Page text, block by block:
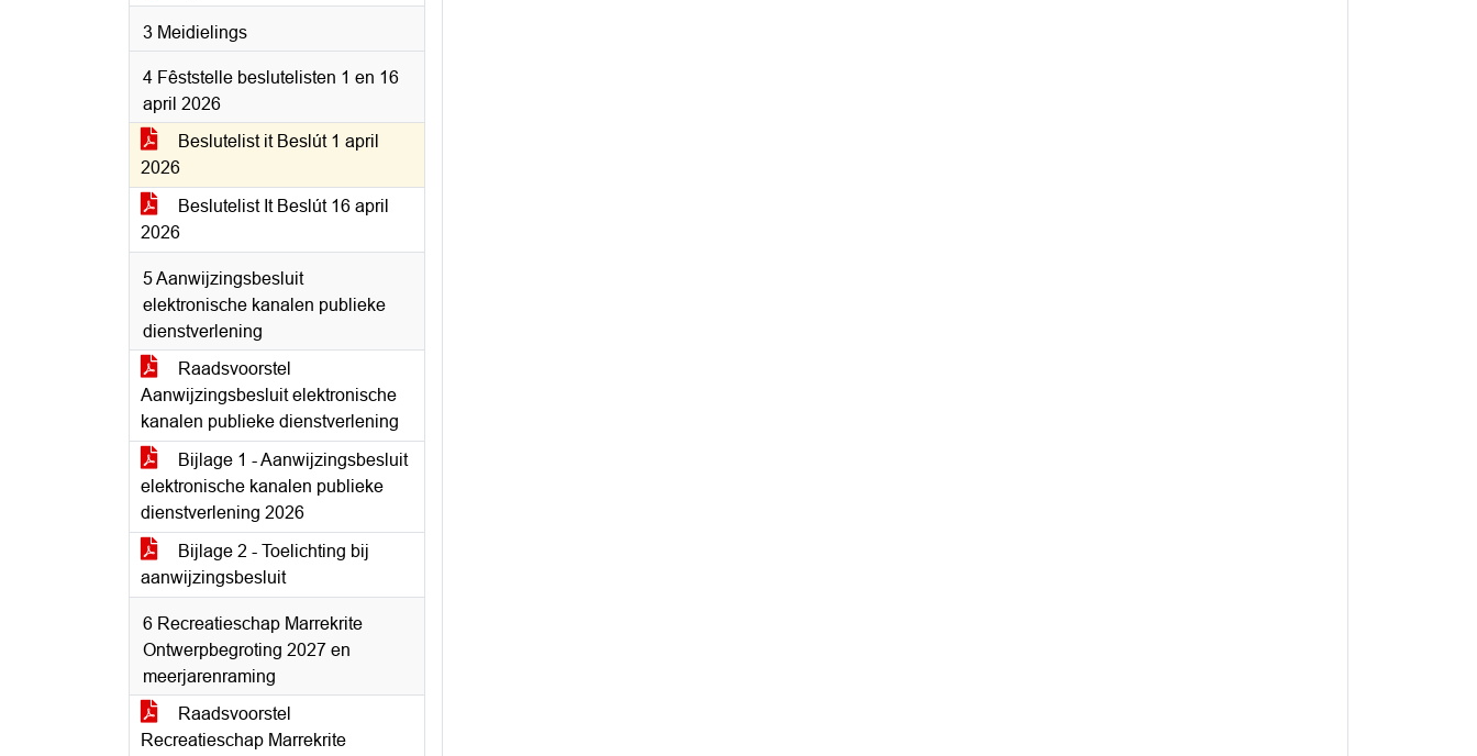
3 Meidielings
4 Fêststelle beslutelisten 1 en 16
april 2026
Beslutelist it Beslút 1 april
2026
Beslutelist It Beslút 16 april
2026
5 Aanwijzingsbesluit
elektronische kanalen publieke
dienstverlening
Raadsvoorstel
Aanwijzingsbesluit elektronische
kanalen publieke dienstverlening
Bijlage 1 - Aanwijzingsbesluit
elektronische kanalen publieke
dienstverlening 2026
Bijlage 2 - Toelichting bij
aanwijzingsbesluit
6 Recreatieschap Marrekrite
Ontwerpbegroting 2027 en
meerjarenraming
Raadsvoorstel
Recreatieschap Marrekrite